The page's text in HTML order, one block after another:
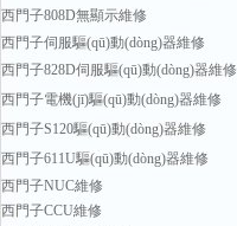
西門子808D無顯示維修
西門子伺服驅(qū)動(dòng)器維修
西門子828D伺服驅(qū)動(dòng)器維修
西門子電機(jī)驅(qū)動(dòng)器維修
西門子S120驅(qū)動(dòng)器維修
西門子611U驅(qū)動(dòng)器維修
西門子NUC維修
西門子CCU維修